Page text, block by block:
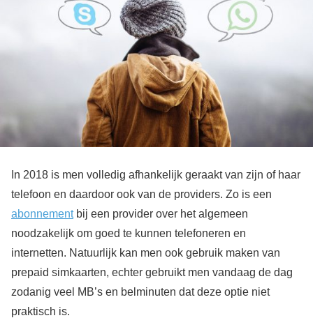
In 2018 is men volledig afhankelijk geraakt van zijn of haar
telefoon en daardoor ook van de providers. Zo is een
abonnementbij een provider over het algemeen
noodzakelijk om goed te kunnen telefoneren en
internetten. Natuurlijk kan men ook gebruik maken van
prepaid simkaarten, echter gebruikt men vandaag de dag
zodanig veel MB’s en belminuten dat deze optie niet
praktisch is.